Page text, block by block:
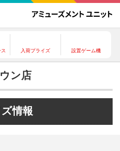
入荷プライズ 設置ゲーム機
ン店
情報